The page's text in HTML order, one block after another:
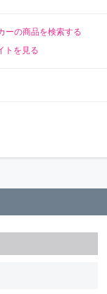
ーの商品を検索する
トを見る